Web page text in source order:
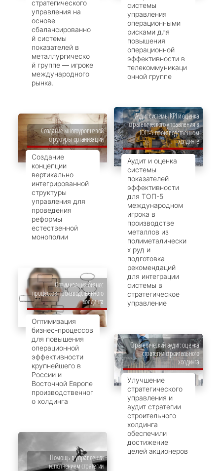
стратегического
управления на
основе
сбалансированно
й системы
показателей в
металлургическо
й группе — игроке
международного
рынка.
системы
управления
операционными
рисками для
повышения
операционной
эффективности в
телекоммуникаци
онной группе
Аудит системы KPI и оценка
стратегического управления в
ТОП-5 производственном
холдинге
Аудит и оценка
системы
показателей
эффективности
для ТОП-5
международном
игрока в
производстве
металлов из
полиметалически
х руд и
подготовка
рекомендаций
для интеграции
системы в
стратегическое
управление
Создание многоуровневой
структуры организации
Создание
концепции
вертикально
интегрированной
структуры
управления для
проведения
реформы
естественной
монополии
Оптимизация бизнес
процессов производственного
холдинга
Оптимизация
бизнес-процессов
для повышения
операционной
эффективности
крупнейшего в
России и
Восточной Европе
производственног
о холдинга
Стратегический аудит: оценка
стратегии строительного
холдинга
Улучшение
стратегического
управления и
аудит стратегии
строительного
холдинга
обеспечили
достижение
целей акционеров
Помощь в управлении
исполнением стратегии